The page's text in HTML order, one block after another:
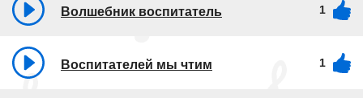
Волшебник воспитатель 1
Воспитателей мы чтим 1